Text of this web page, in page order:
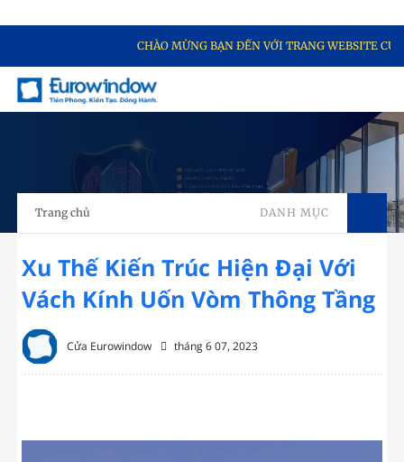
CHÀO MỪNG BẠN ĐẾN VỚI TRANG WEBSITE CỦA
Trang chủ DANH MỤC
Xu Thế Kiến Trúc Hiện Đại Với
Vách Kính Uốn Vòm Thông Tầng
Cửa Eurowindow tháng 6 07, 2023